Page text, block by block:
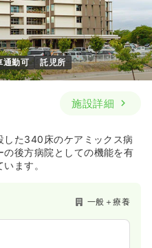
通勤可 託児所
施設詳細
した340床のケアミックス病
後方病院としての機能を有
ます。
一般＋療養